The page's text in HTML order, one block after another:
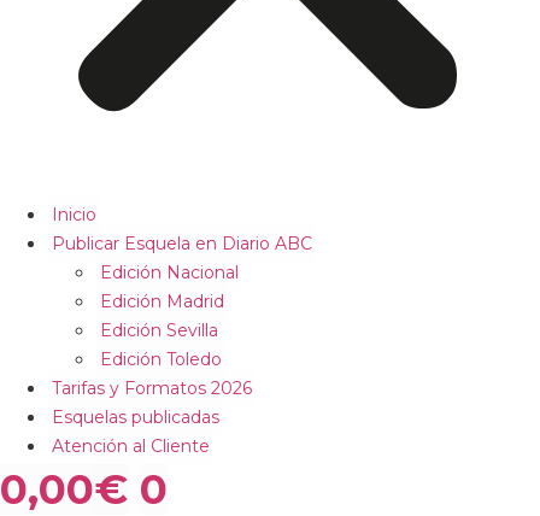
Inicio
Publicar Esquela en Diario ABC
Edición Nacional
Edición Madrid
Edición Sevilla
Edición Toledo
Tarifas y Formatos 2026
Esquelas publicadas
Atención al Cliente
0,00€ 0